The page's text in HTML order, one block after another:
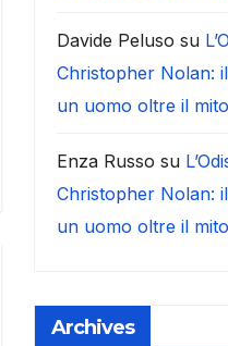
Davide Peluso su
Christopher Nolan:
un uomo oltre il mito
Enza Russo su
Christopher Nolan:
un uomo oltre il mito
Archives